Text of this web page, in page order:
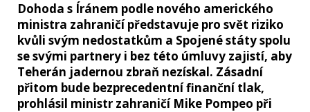
Dohoda s Íránem podle nového amerického
ministra zahraničí představuje pro svět riziko
kvůli svým nedostatkům a Spojené státy spolu
se svými partnery i bez této úmluvy zajistí, aby
Teherán jadernou zbraň nezískal. Zásadní
přitom bude bezprecedentní finanční tlak,
prohlásil ministr zahraničí Mike Pompeo při